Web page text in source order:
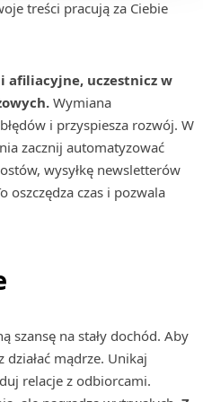
treści pracują za Ciebie
afiliacyjne, uczestnicz w
Wymiana
i przyspiesza rozwój. W
zacznij automatyzować
wysyłkę newsletterów
oszczędza czas i pozwala
szansę na stały dochód. Aby
działać mądrze. Unikaj
relacje z odbiorcami.